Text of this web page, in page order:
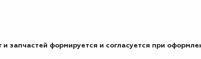
запчастей формируется и согласуется при